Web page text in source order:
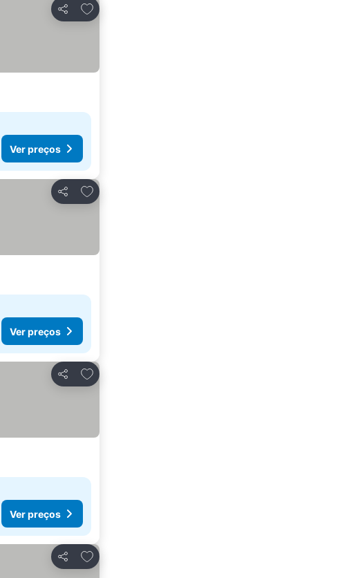
Partilhar
Adicionar aos favoritos
Ver preços
Partilhar
Adicionar aos favoritos
Ver preços
Partilhar
Adicionar aos favoritos
Ver preços
Partilhar
Adicionar aos favoritos